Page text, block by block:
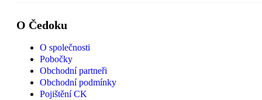
O Čedoku
O společnosti
Pobočky
Obchodní partneři
Obchodní podmínky
Pojištění CK